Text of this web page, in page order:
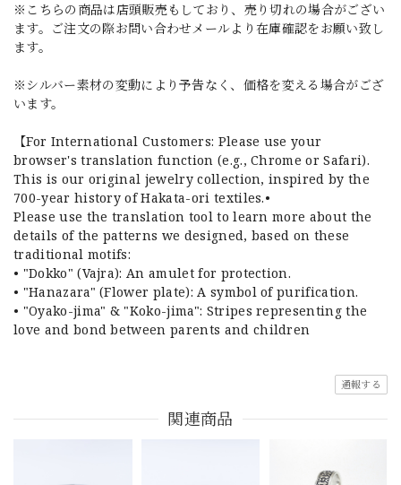
※こちらの商品は店頭販売もしており、売り切れの場合がござい
ます。ご注文の際お問い合わせメールより在庫確認をお願い致し
ます。
※シルバー素材の変動により予告なく、価格を変える場合がござ
います。
【For International Customers: Please use your
browser's translation function (e.g., Chrome or Safari).
This is our original jewelry collection, inspired by the
700-year history of Hakata-ori textiles.•
Please use the translation tool to learn more about the
details of the patterns we designed, based on these
traditional motifs:
• "Dokko" (Vajra): An amulet for protection.
• "Hanazara" (Flower plate): A symbol of purification.
• "Oyako-jima" & "Koko-jima": Stripes representing the
love and bond between parents and children
通報する
関連商品